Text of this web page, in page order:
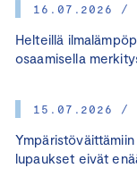
16.07.2026 /
Helteillä
osaamisella
15.07.2026 /
lupaukset eivät